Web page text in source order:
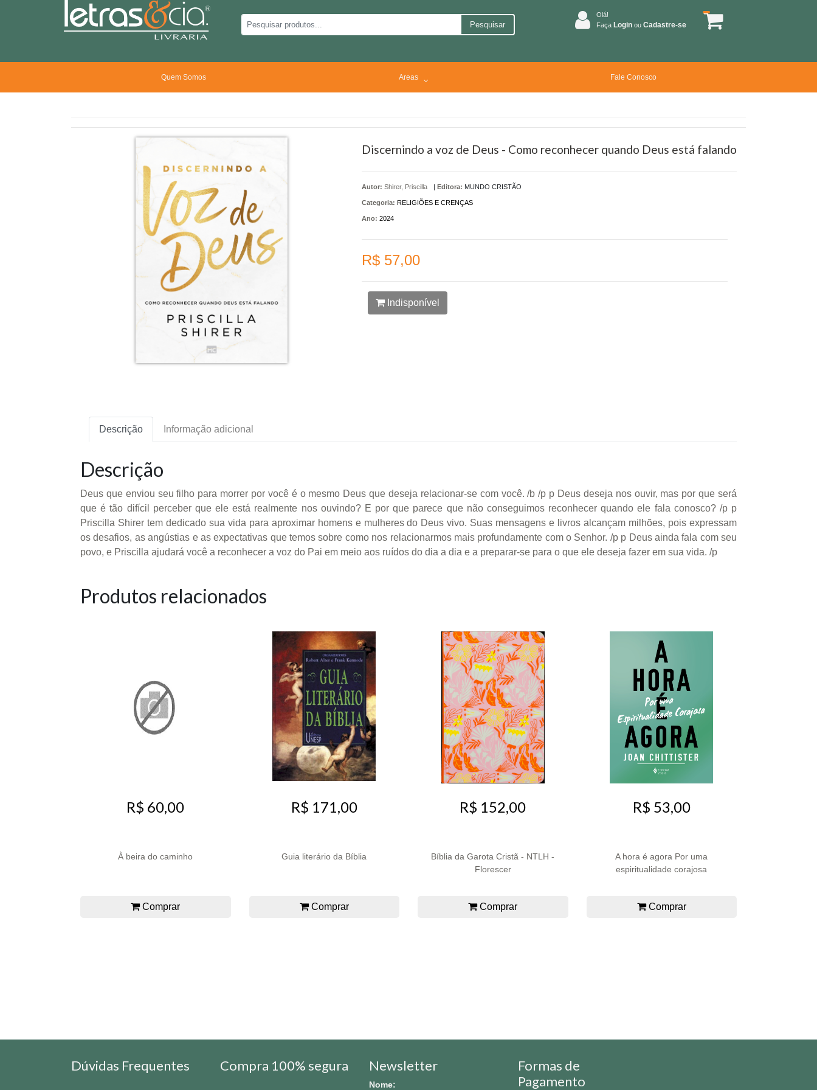
Pesquisar
Olá!
Faça Login ou Cadastre-se
Quem Somos Areas Fale Conosco
Discernindo a voz de Deus - Como reconhecer quando Deus está falando
Autor: Shirer, Priscilla | Editora: MUNDO CRISTÃO
Categoria: RELIGIÕES E CRENÇAS
Ano: 2024
R$ 57,00
Indisponível
Descrição Informação adicional
Descrição
Deus que enviou seu filho para morrer por você é o mesmo Deus que deseja relacionar-se com você. /b /p p Deus deseja nos ouvir, mas por que será
que é tão difícil perceber que ele está realmente nos ouvindo? E por que parece que não conseguimos reconhecer quando ele fala conosco? /p p
Priscilla Shirer tem dedicado sua vida para aproximar homens e mulheres do Deus vivo. Suas mensagens e livros alcançam milhões, pois expressam
os desafios, as angústias e as expectativas que temos sobre como nos relacionarmos mais profundamente com o Senhor. /p p Deus ainda fala com seu
povo, e Priscilla ajudará você a reconhecer a voz do Pai em meio aos ruídos do dia a dia e a preparar-se para o que ele deseja fazer em sua vida. /p
Produtos relacionados
R$ 60,00
À beira do caminho
Comprar
R$ 171,00
Guia literário da Bíblia
Comprar
R$ 152,00
Bíblia da Garota Cristã - NTLH -
Florescer
Comprar
R$ 53,00
A hora é agora Por uma
espiritualidade corajosa
Comprar
Dúvidas Frequentes Compra 100% segura Newsletter
Nome:
Formas de
Pagamento